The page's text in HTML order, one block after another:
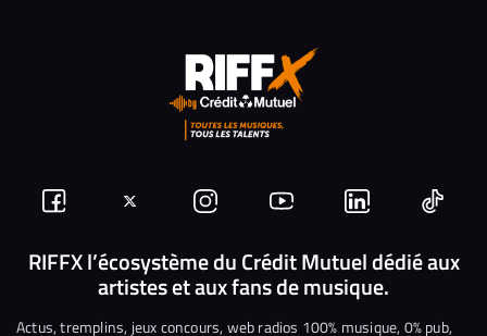
Suivez-
nous
Facebook
Suivez-
nous
sur
Twitter
Nous
rejoindre
sur
Instagram
Nous
rejoindre
sur
YouTube
Nous
rejoindre
sur
Linkedin
Nous
RIFFX l’écosystème du Crédit Mutuel dédié aux
artistes et aux fans de musique.
Actus, tremplins, jeux concours, web radios 100% musique, 0% pub,